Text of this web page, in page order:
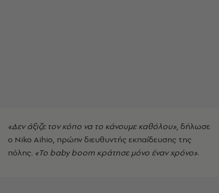
«Δεν άξιζε τον κόπο να το κάνουμε καθόλου», δήλωσε
ο Niko Aihio, πρώην διευθυντής εκπαίδευσης της
πόλης. «Το baby boom κράτησε μόνο έναν χρόνο».